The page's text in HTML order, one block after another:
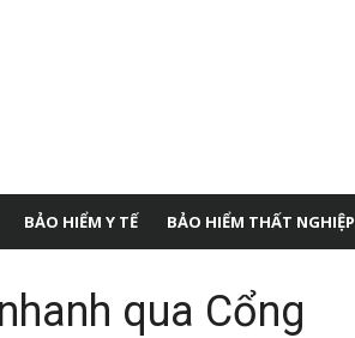
BẢO HIỂM Y TẾ BẢO HIỂM THẤT NGHIỆP
qua Cổng